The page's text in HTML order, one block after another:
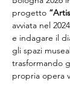
progetto
avviata nel
e indagare il
gli spazi
trasformando
propria opera